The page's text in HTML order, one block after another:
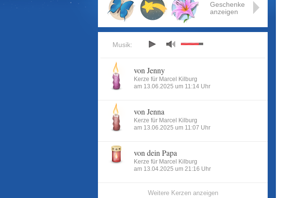
Geschenke
anzeigen
Musik:
von Jenny
Kerze für Marcel Kilburg
am 13.06.2025 um 11:14 Uhr
von Jenna
Kerze für Marcel Kilburg
am 13.06.2025 um 11:07 Uhr
von dein Papa
Kerze für Marcel Kilburg
am 13.04.2025 um 21:16 Uhr
Weitere Kerzen anzeigen